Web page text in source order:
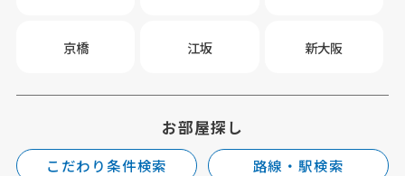
京橋 江坂 新大阪
お部屋探し
こだわり条件検索
路線・駅検索